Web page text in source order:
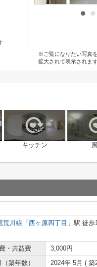
※ご覧になりたい写真
拡大されて表示されます
キッチン
荒川線 「 西ヶ原四丁目 」駅 徒歩
・共益費
3,000円
築年数）
2024年 5月 ( 築